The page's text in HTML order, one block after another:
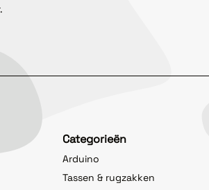
Categorieën
Arduino
Tassen & rugzakken